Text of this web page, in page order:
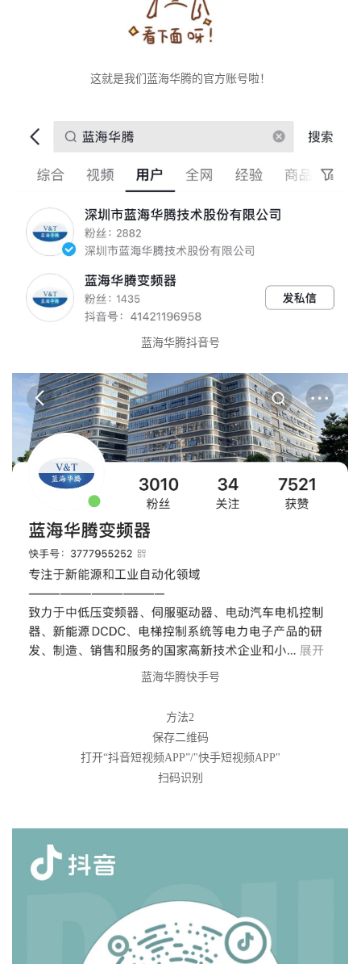
这就是我们蓝海华腾的官方账号啦！
蓝海华腾抖音号
蓝海华腾快手号
方法2
保存二维码
打开“抖音短视频APP”/"快手短视频APP"
扫码识别